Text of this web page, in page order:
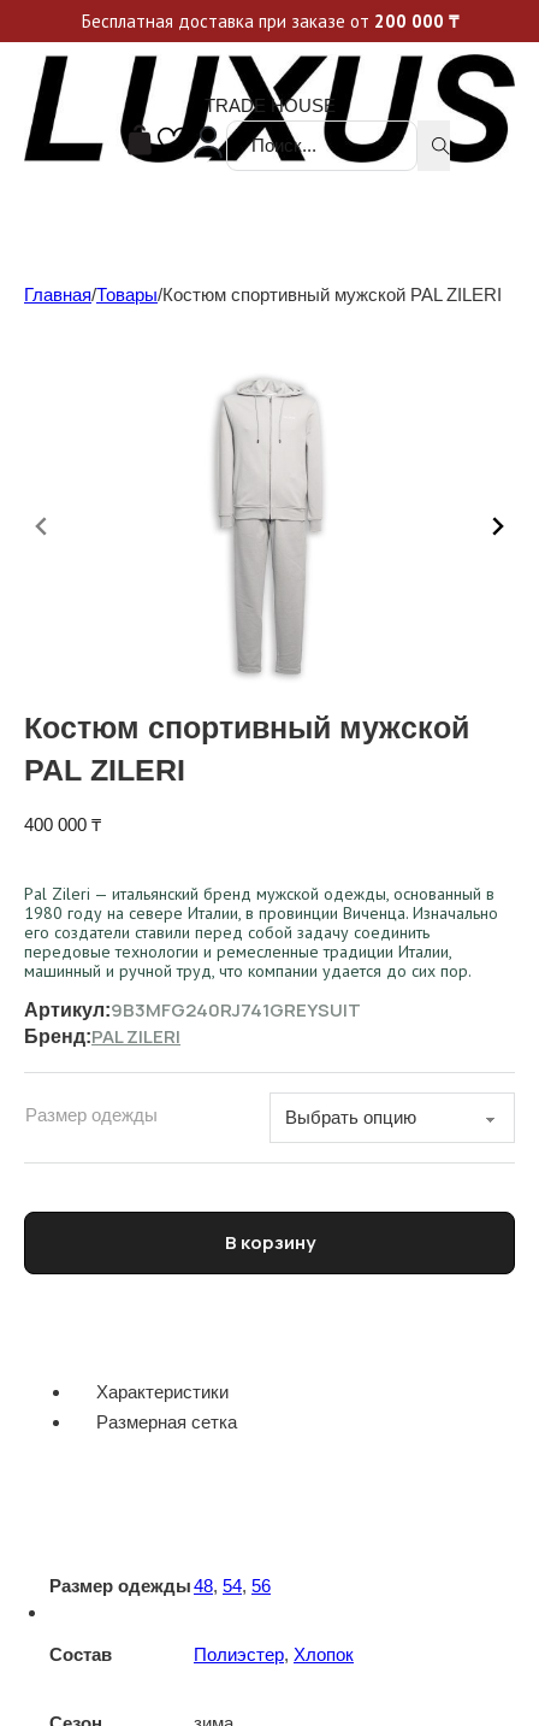
Уникальные акции и спецпредложения каждую неделю, не пропусти свой шанс
TRADE HOUSE
Поиск ...
Главная/Товары/Костюм спортивный мужской PAL ZILERI
Костюм спортивный мужской
PAL ZILERI
400 000 ₸
Pal Zileri — итальянский бренд мужской одежды, основанный в
1980 году на севере Италии, в провинции Виченца. Изначально
его создатели ставили перед собой задачу соединить
передовые технологии и ремесленные традиции Италии,
машинный и ручной труд, что компании удается до сих пор.
Артикул:9B3MFG240RJ741GREYSUIT
Бренд:PAL ZILERI
Размер одежды
Количество товара Костюм спортивный мужской PAL ZILERI
В корзину
Характеристики
Размерная сетка
Размер одежды48, 54, 56
Состав Полиэстер, Хлопок
Бесплатная доставка при заказе от 200 000 ₸